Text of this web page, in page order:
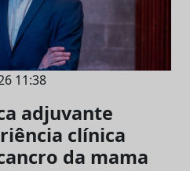
11:38
adjuvante
clínica
da mama